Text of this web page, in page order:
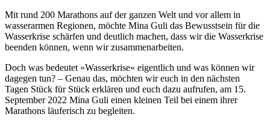
Mit rund 200 Marathons auf der ganzen Welt und vor allem in
wasserarmen Regionen, möchte Mina Guli das Bewusstsein für die
Wasserkrise schärfen und deutlich machen, dass wir die Wasserkrise
beenden können, wenn wir zusammenarbeiten.
Doch was bedeutet »Wasserkrise« eigentlich und was können wir
dagegen tun? – Genau das, möchten wir euch in den nächsten
Tagen Stück für Stück erklären und euch dazu aufrufen, am 15.
September 2022 Mina Guli einen kleinen Teil bei einem ihrer
Marathons läuferisch zu begleiten.